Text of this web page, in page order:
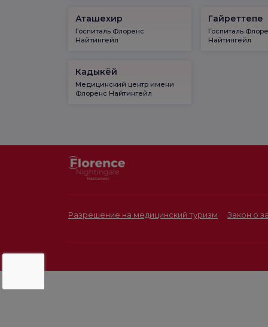
Аташехир
Госпиталь Флоренс
Найтингейл
Гайреттепе
Госпиталь
Найтингейл
Кадыкёй
Медицинский центр имени
Флоренс Найтингейл
Разрешение на медицинский туризм Закон о